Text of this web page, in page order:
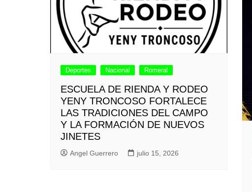
Deportes Nacional Romeral
ESCUELA DE RIENDA Y RODEO
YENY TRONCOSO FORTALECE
LAS TRADICIONES DEL CAMPO
Y LA FORMACIÓN DE NUEVOS
JINETES
Angel Guerrero julio 15, 2026